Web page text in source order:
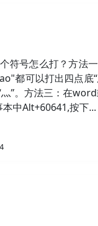
符号怎么打？方法
都可以打出四点底
”。方法三：在
中Alt+60641,按下...